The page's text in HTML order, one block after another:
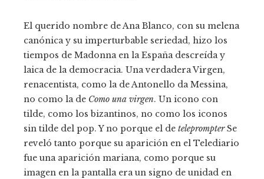
El querido nombre de Ana Blanco, con su melena
canónica y su imperturbable seriedad, hizo los
tiempos de Madonna en la España descreída y
laica de la democracia. Una verdadera Virgen,
renacentista, como la de Antonello da Messina,
no como la de Como una virgen. Un icono con
tilde, como los bizantinos, no como los iconos
sin tilde del pop. Y no porque el de teleprompterSe
reveló tanto porque su aparición en el Telediario
fue una aparición mariana, como porque su
imagen en la pantalla era un signo de unidad en